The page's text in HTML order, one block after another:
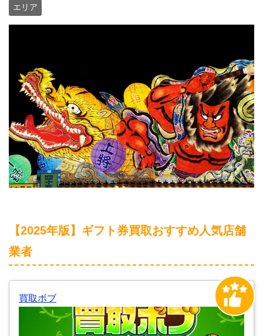
エリア
【2025年版】ギフト券買取おすすめ人気店舗
業者
買取ボブ